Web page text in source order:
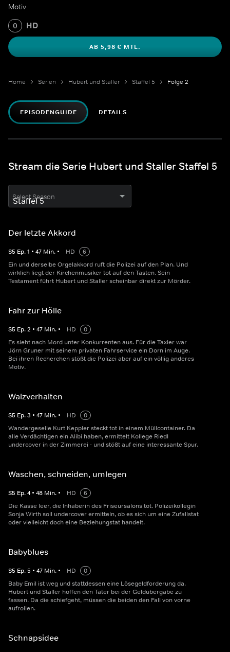
Motiv.
0 HD
AB 5,98 € MTL.
Home Serien Hubert und Staller Staffel 5 Folge 2
EPISODENGUIDE DETAILS
Stream die Serie Hubert und Staller Staffel 5
Select Season
Der letzte Akkord
S5 Ep.1 • 47 Min. • HD
6
Ein und derselbe Orgelakkord ruft die Polizei auf den Plan. Und
wirklich liegt der Kirchenmusiker tot auf den Tasten. Sein
Testament führt Hubert und Staller scheinbar direkt zur Mörder.
Fahr zur Hölle
S5 Ep.2 • 47 Min. • HD
0
Es sieht nach Mord unter Konkurrenten aus. Für die Taxler war
Jörn Gruner mit seinem privaten Fahrservice ein Dorn im Auge.
Bei ihren Recherchen stößt die Polizei aber auf ein völlig anderes
Motiv.
Walzverhalten
S5 Ep.3 • 47 Min. • HD
0
Wandergeselle Kurt Keppler steckt tot in einem Müllcontainer. Da
alle Verdächtigen ein Alibi haben, ermittelt Kollege Riedl
undercover in der Zimmerei - und stößt auf eine interessante Spur.
Waschen, schneiden, umlegen
S5 Ep.4 • 48 Min. • HD
6
Die Kasse leer, die Inhaberin des Friseursalons tot. Polizeikollegin
Sonja Wirth soll undercover ermitteln, ob es sich um eine Zufallstat
oder vielleicht doch eine Beziehungstat handelt.
Babyblues
S5 Ep.5 • 47 Min. • HD
0
Baby Emil ist weg und stattdessen eine Lösegeldforderung da.
Hubert und Staller hoffen den Täter bei der Geldübergabe zu
fassen. Da die schiefgeht, müssen die beiden den Fall von vorne
aufrollen.
Schnapsidee